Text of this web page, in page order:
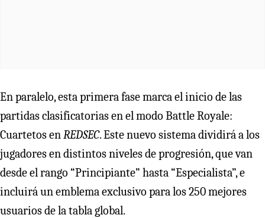
En paralelo, esta primera fase marca el inicio de las
partidas clasificatorias en el modo Battle Royale:
Cuartetos enREDSEC. Este nuevo sistema dividirá a los
jugadores en distintos niveles de progresión, que van
desde el rango “Principiante” hasta “Especialista”, e
incluirá un emblema exclusivo para los 250 mejores
usuarios de la tabla global.